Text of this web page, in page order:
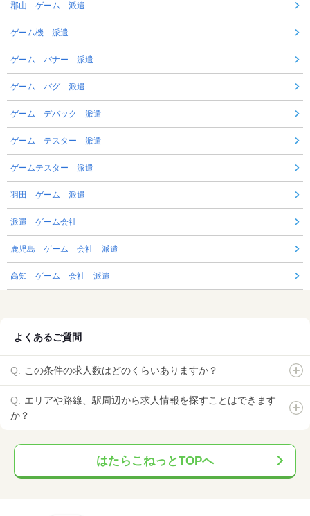
郡山 ゲーム 派遣
ゲーム機 派遣
ゲーム バナー 派遣
ゲーム バグ 派遣
ゲーム デバック 派遣
ゲーム テスター 派遣
ゲームテスター 派遣
羽田 ゲーム 派遣
派遣 ゲーム会社
鹿児島 ゲーム 会社 派遣
高知 ゲーム 会社 派遣
よくあるご質問
この条件の求人数はどのくらいありますか？
エリアや路線、駅周辺から求人情報を探すことはできます
か？
はたらこねっとTOPへ